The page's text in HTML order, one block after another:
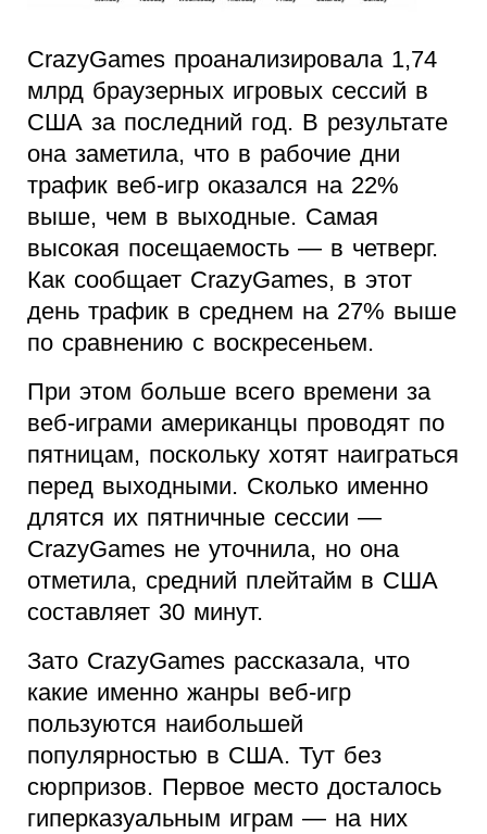
CrazyGames проанализировала 1,74
млрд браузерных игровых сессий в
США за последний год. В результате
она заметила, что в рабочие дни
трафик веб-игр оказался на 22%
выше, чем в выходные. Самая
высокая посещаемость — в четверг.
Как сообщает CrazyGames, в этот
день трафик в среднем на 27% выше
по сравнению с воскресеньем.
При этом больше всего времени за
веб-играми американцы проводят по
пятницам, поскольку хотят наиграться
перед выходными. Сколько именно
длятся их пятничные сессии —
CrazyGames не уточнила, но она
отметила, средний плейтайм в США
составляет 30 минут.
Зато CrazyGames рассказала, что
какие именно жанры веб-игр
пользуются наибольшей
популярностью в США. Тут без
сюрпризов. Первое место досталось
гиперказуальным играм — на них